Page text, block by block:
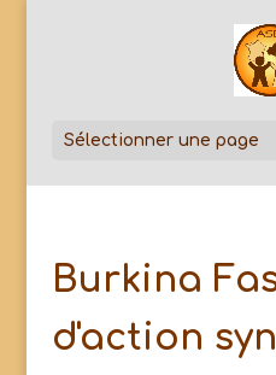
Sélectionner une page
Burkina
d'action